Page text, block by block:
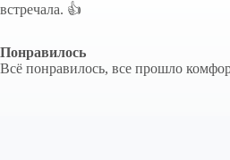
встречала. 👍
Понравилось
Всё понравилось, все прошло